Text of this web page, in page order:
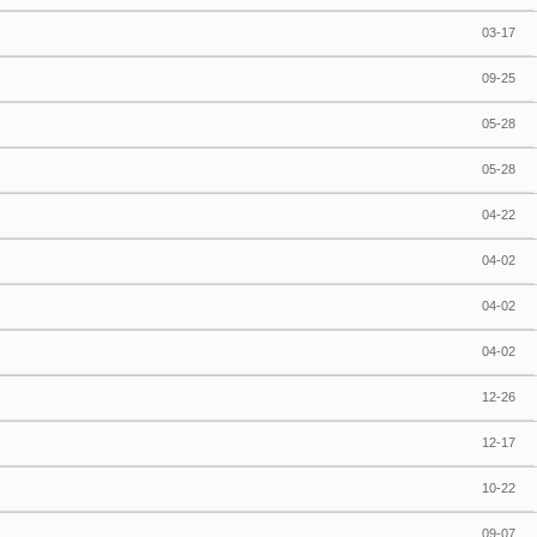
03-17
09-25
05-28
05-28
04-22
04-02
04-02
04-02
12-26
12-17
10-22
09-07